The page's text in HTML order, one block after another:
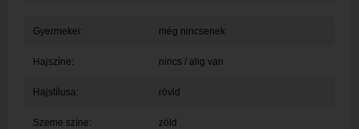
Gyermekei: még nincsenek
Hajszíne: nincs / alig van
Hajstílusa: rövid
Szeme színe: zöld